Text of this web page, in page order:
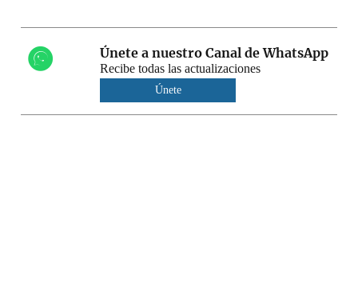
Únete a nuestro Canal de WhatsApp
Recibe todas las actualizaciones
Únete